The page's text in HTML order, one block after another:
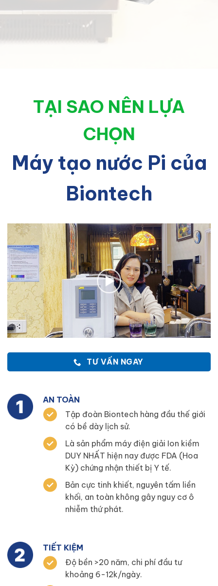
TẠI SAO NÊN LỰA
CHỌN
Máy tạo nước Pi của
Biontech
TƯ VẤN NGAY
AN TOÀN
Tập đoàn Biontech hàng đầu thế giới
có bề dày lịch sử.
Là sản phẩm máy điện giải Ion kiềm
DUY NHẤT hiện nay được FDA (Hoa
Kỳ) chứng nhận thiết bị Y tế.
Bản cực tinh khiết, nguyên tấm liền
khối, an toàn không gây nguy cơ ô
nhiễm thứ phát.
TIẾT KIỆM
Độ bền >20 năm, chi phí đầu tư
khoảng 6-12k/ngày.